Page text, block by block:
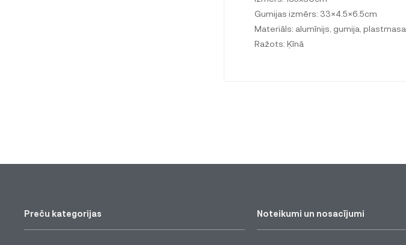
Gumijas izmērs: 33×4.5×6.5cm
Materiāls: alumīnijs, gumija, plastmasa
Ražots: Ķīnā
Preču kategorijas Noteikumi un nosacījumi